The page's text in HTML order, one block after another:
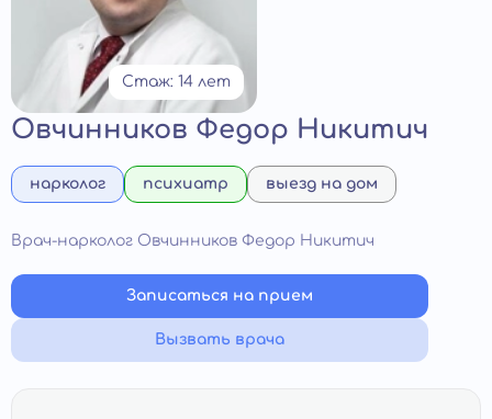
Стаж: 14 лет
Овчинников Федор Никитич
нарколог психиатр выезд на дом
Врач-нарколог Овчинников Федор Никитич
Записаться на прием
Вызвать врача